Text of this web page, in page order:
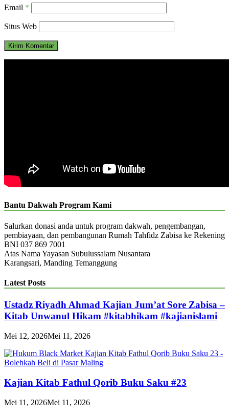
Email *
Situs Web
Bantu Dakwah Program Kami
Salurkan donasi anda untuk program dakwah, pengembangan,
pembiayaan, dan pembangunan Rumah Tahfidz Zabisa ke Rekening
BNI 037 869 7001
Atas Nama Yayasan Subulussalam Nusantara
Karangsari, Manding Temanggung
Latest Posts
Ustadz Riyadh Ahmad Kajian Jum’at Sore Zabisa –
Kitab Unwanul Hikam #kitabhikam #kajianislami
Mei 12, 2026Mei 11, 2026
Kajian Kitab Fathul Qorib Buku Saku #23
Mei 11, 2026Mei 11, 2026